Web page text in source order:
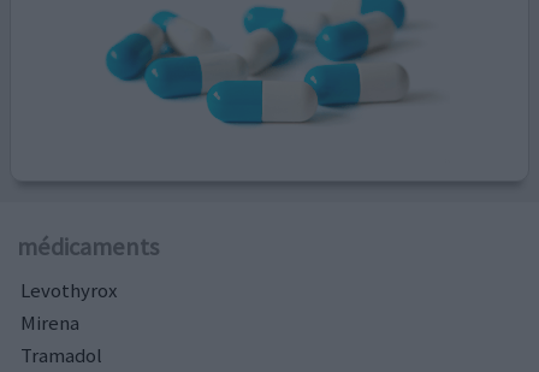
médicaments
Levothyrox
Mirena
Tramadol